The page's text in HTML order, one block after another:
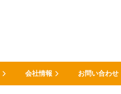
会社情報 お問い合わせ